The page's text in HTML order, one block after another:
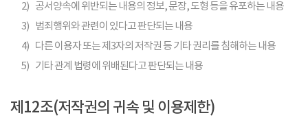
2) 공서양속에 위반되는 내용의 정보, 문장, 도형 등을 유포하는 내용
3)
범죄행위와 관련이 있다고 판단되는 내용
4) 다른 이용자 또는 제3자의 저작권 등 기타 권리를 침해하는 내용
5) 기타 관계 법령에 위배된다고 판단되는 내용
제12조(저작권의 귀속 및 이용제한)